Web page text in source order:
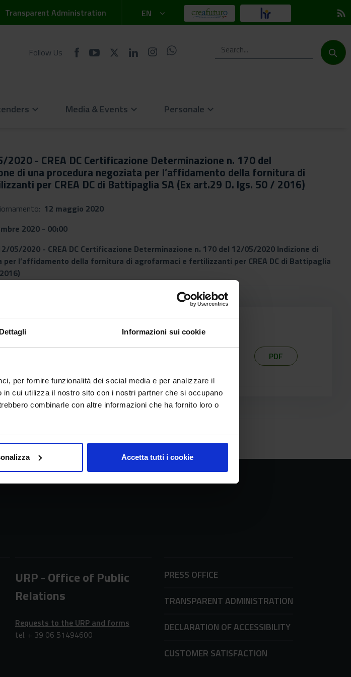
Dettagli Informazioni sui cookie
per fornire funzionalità dei social media e per analizzare il
cui utilizza il nostro sito con i nostri partner che si occupano
combinarle con altre informazioni che ha fornito loro o
Accetta tutti i cookie
Transparent Administration EN rss_feed
Follow Us
keyboard_arrow_down Media & Events keyboard_arrow_down Personale keyboard_arrow_down
- CREA DC Certificazione Determinazione n. 170 del
di una procedura negoziata per l’affidamento della fornitura di
per CREA DC di Battipaglia SA (Ex art.29 D. lgs. 50 / 2016)
12 maggio 2020
2020 - 00:00
05/2020 - CREA DC Certificazione Determinazione n. 170 del 12/05/2020 Indizione di
per l’affidamento della fornitura di agrofarmaci e fertilizzanti per CREA DC di Battipaglia
PDF
URP - Office of Public
Relations
Requests to the URP and forms
tel. + 39 06 51494600
PRESS OFFICE
TRANSPARENT ADMINISTRATION
DECLARATION OF ACCESSIBILITY
CUSTOMER SATISFACTION